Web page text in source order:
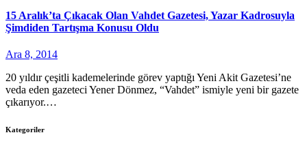
15 Aralık’ta Çıkacak Olan Vahdet Gazetesi, Yazar Kadrosuyla
Şimdiden Tartışma Konusu Oldu
Ara 8, 2014
20 yıldır çeşitli kademelerinde görev yaptığı Yeni Akit Gazetesi’ne
veda eden gazeteci Yener Dönmez, “Vahdet” ismiyle yeni bir gazete
çıkarıyor.…
Kategoriler